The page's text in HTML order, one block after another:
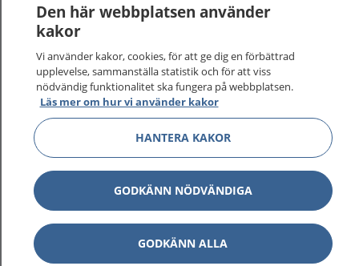
På 1177.se får du råd om hälsa och information om
sjukdomar och vilka mottagningar du kan kontakta.
Logga in för att läsa din journal och göra dina
vårdärenden. Ring telefonnummer 1177 för
sjukvårdsrådgivning dygnet runt.
1177 ger dig råd när du vill må bättre.
1177 på flera språk
Visa
Den här webbplatsen använder
kakor
Vi använder kakor, cookies, för att ge dig en förbättrad
upplevelse, sammanställa statistik och för att viss
nödvändig funktionalitet ska fungera på webbplatsen.
Läs mer om hur vi använder kakor
HANTERA KAKOR
GODKÄNN NÖDVÄNDIGA
GODKÄNN ALLA